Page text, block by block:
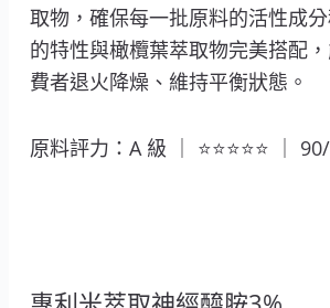
取物，確保每一批原料的活性成
的特性與橄欖葉萃取物完美搭配
費者退火降燥、維持平衡狀態。
原料評力：A 級 ｜ ⭐⭐⭐⭐⭐ ｜